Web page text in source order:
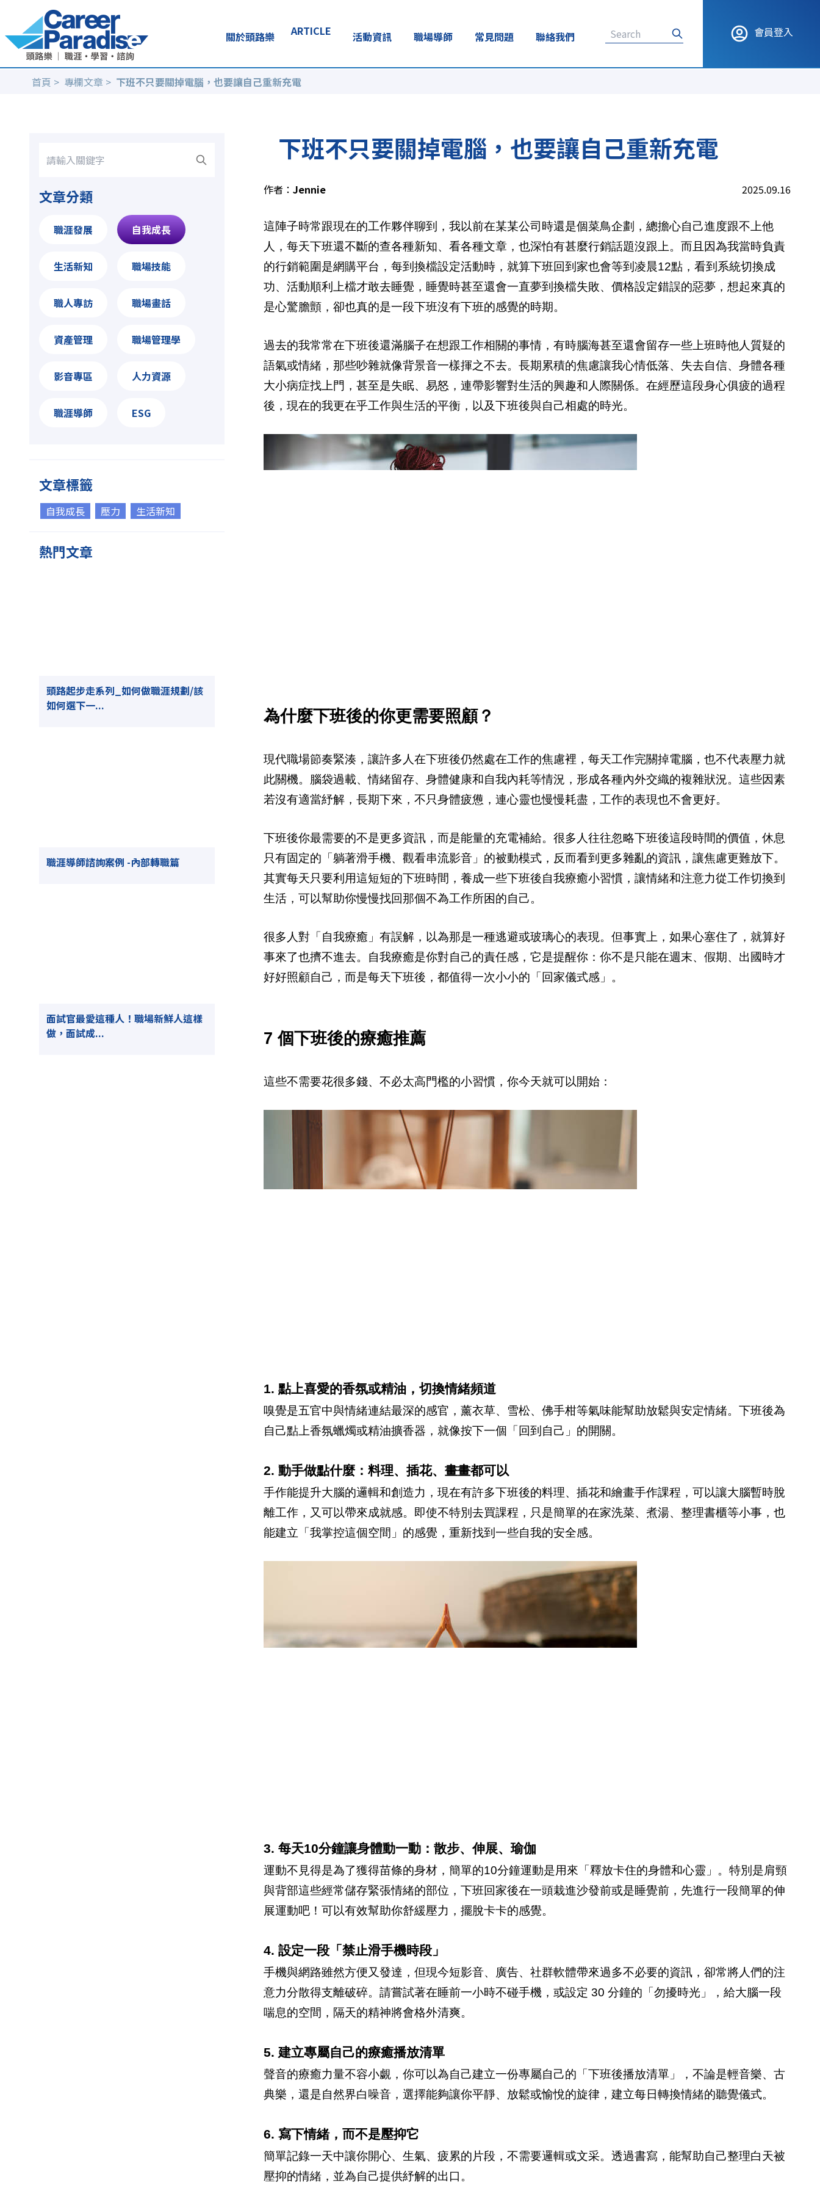
關於頭路樂 ARTICLE 活動資訊 職場導師 常見問題 聯絡我們 會員登入
首頁 > 專欄文章 > 下班不只要關掉電腦，也要讓自己重新充電
文章分類
職涯發展 自我成長
生活新知 職場技能
職人專訪 職場畫話
資產管理 職場管理學
影音專區 人力資源
職涯導師 ESG
文章標籤
自我成長 壓力 生活新知
下班不只要關掉電腦，也要讓自己重新充電
作者： Jennie 2025.09.16
這陣子時常跟現在的工作夥伴聊到，我以前在某某公司時還是個菜鳥企劃，總擔心自己進度跟不上他
人，每天下班還不斷的查各種新知、看各種文章，也深怕有甚麼行銷話題沒跟上。而且因為我當時負責
的行銷範圍是網購平台，每到換檔設定活動時，就算下班回到家也會等到凌晨12點，看到系統切換成
功、活動順利上檔才敢去睡覺，睡覺時甚至還會一直夢到換檔失敗、價格設定錯誤的惡夢，想起來真的
是心驚膽顫，卻也真的是一段下班沒有下班的感覺的時期。
過去的我常常在下班後還滿腦子在想跟工作相關的事情，有時腦海甚至還會留存一些上班時他人質疑的
語氣或情緒，那些吵雜就像背景音一樣揮之不去。長期累積的焦慮讓我心情低落、失去自信、身體各種
大小病症找上門，甚至是失眠、易怒，連帶影響對生活的興趣和人際關係。在經歷這段身心俱疲的過程
後，現在的我更在乎工作與生活的平衡，以及下班後與自己相處的時光。
為什麼下班後的你更需要照顧？
現代職場節奏緊湊，讓許多人在下班後仍然處在工作的焦慮裡，每天工作完關掉電腦，也不代表壓力就
此關機。腦袋過載、情緒留存、身體健康和自我內耗等情況，形成各種內外交織的複雜狀況。這些因素
若沒有適當紓解，長期下來，不只身體疲憊，連心靈也慢慢耗盡，工作的表現也不會更好。
下班後你最需要的不是更多資訊，而是能量的充電補給。很多人往往忽略下班後這段時間的價值，休息
只有固定的「躺著滑手機、觀看串流影音」的被動模式，反而看到更多雜亂的資訊，讓焦慮更難放下。
其實每天只要利用這短短的下班時間，養成一些下班後自我療癒小習慣，讓情緒和注意力從工作切換到
生活，可以幫助你慢慢找回那個不為工作所困的自己。
很多人對「自我療癒」有誤解，以為那是一種逃避或玻璃心的表現。但事實上，如果心塞住了，就算好
事來了也擠不進去。自我療癒是你對自己的責任感，它是提醒你：你不是只能在週末、假期、出國時才
好好照顧自己，而是每天下班後，都值得一次小小的「回家儀式感」。
7 個下班後的療癒推薦
這些不需要花很多錢、不必太高門檻的小習慣，你今天就可以開始：
1. 點上喜愛的香氛或精油，切換情緒頻道
嗅覺是五官中與情緒連結最深的感官，薰衣草、雪松、佛手柑等氣味能幫助放鬆與安定情緒。下班後為
自己點上香氛蠟燭或精油擴香器，就像按下一個「回到自己」的開關。
2. 動手做點什麼：料理、插花、畫畫都可以
手作能提升大腦的邏輯和創造力，現在有許多下班後的料理、插花和繪畫手作課程，可以讓大腦暫時脫
離工作，又可以帶來成就感。即使不特別去買課程，只是簡單的在家洗菜、煮湯、整理書櫃等小事，也
能建立「我掌控這個空間」的感覺，重新找到一些自我的安全感。
3. 每天10分鐘讓身體動一動：散步、伸展、瑜伽
運動不見得是為了獲得苗條的身材，簡單的10分鐘運動是用來「釋放卡住的身體和心靈」。特別是肩頸
與背部這些經常儲存緊張情緒的部位，下班回家後在一頭栽進沙發前或是睡覺前，先進行一段簡單的伸
展運動吧！可以有效幫助你舒緩壓力，擺脫卡卡的感覺。
4. 設定一段「禁止滑手機時段」
手機與網路雖然方便又發達，但現今短影音、廣告、社群軟體帶來過多不必要的資訊，卻常將人們的注
意力分散得支離破碎。請嘗試著在睡前一小時不碰手機，或設定 30 分鐘的「勿擾時光」，給大腦一段
喘息的空間，隔天的精神將會格外清爽。
5. 建立專屬自己的療癒播放清單
聲音的療癒力量不容小覷，你可以為自己建立一份專屬自己的「下班後播放清單」，不論是輕音樂、古
典樂，還是自然界白噪音，選擇能夠讓你平靜、放鬆或愉悅的旋律，建立每日轉換情緒的聽覺儀式。
6. 寫下情緒，而不是壓抑它
簡單記錄一天中讓你開心、生氣、疲累的片段，不需要邏輯或文采。透過書寫，能幫助自己整理白天被
壓抑的情緒，並為自己提供紓解的出口。
熱門文章
頭路起步走系列_如何做職涯規劃/該
如何選下一...
職涯導師諮詢案例 -內部轉職篇
面試官最愛這種人！職場新鮮人這樣
做，面試成...